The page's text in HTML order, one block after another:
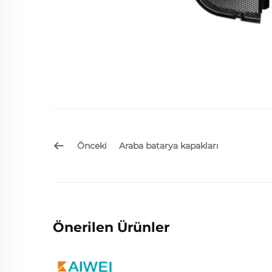
Önceki Araba batarya kapakları
Önerilen Ürünler